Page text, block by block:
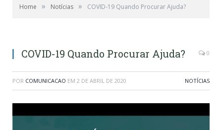
Home » Notícias » COVID-19 Quando Procurar Ajuda?
COVID-19 Quando Procurar Ajuda? 0
POR COMUNICACAO EM 2 DE ABRIL DE 2020 NOTÍCIAS